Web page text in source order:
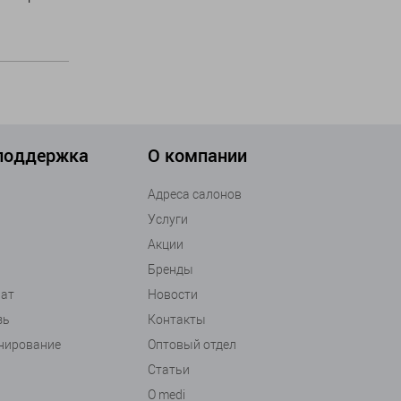
О компании
Адреса салонов
Услуги
Акции
Бренды
Новости
Контакты
Оптовый отдел
Статьи
О medi